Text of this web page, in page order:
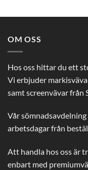
OM OSS
Hos oss hittar du ett
Vi erbjuder
samt screenvävar från
Vår
arbetsdagar från
Att handla hos oss är
enbart med